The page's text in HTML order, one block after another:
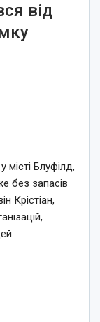
від
Блуфілд,
без запасів
Крістіан,